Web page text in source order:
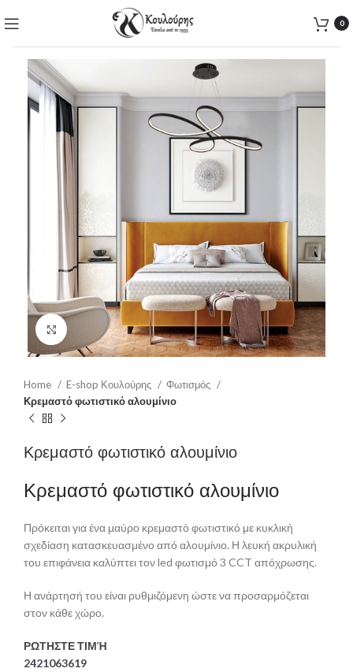
0
Click to enlarge
Home E-shop Κουλούρης
Φωτισμός
Κρεμαστό φωτιστικό αλουμίνιο
Κρεμαστό φωτιστικό αλουμίνιο
Κρεμαστό φωτιστικό αλουμίνιο
Πρόκειται για ένα μαύρο κρεμαστό φωτιστικό με κυκλική
σχεδίαση κατασκευασμένο από αλουμίνιο. Η λευκή ακρυλική
του επιφάνεια καλύπτει τον led φωτισμό 3 CCT απόχρωσης.
Η ανάρτησή του είναι ρυθμιζόμενη ώστε να προσαρμόζεται
στον κάθε χώρο.
ΡΩΤΗΣΤΕ ΤΙΜΉ
2421063619